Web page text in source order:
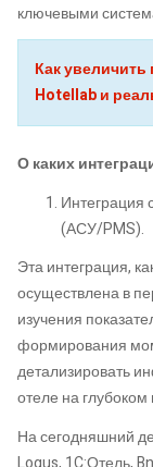
ключевыми
Как
Hotellab и
О каких
Интеграция
(АСУ/PMS).
Эта интеграция,
осуществлена в
изучения
формирования
детализировать
отеле на
На сегодняшний